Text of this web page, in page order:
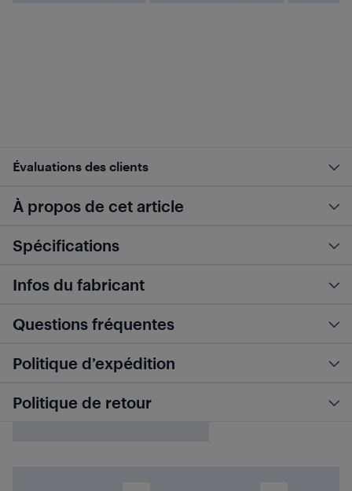
Évaluations des clients
À propos de cet article
Spécifications
Infos du fabricant
Questions fréquentes
Politique d’expédition
Politique de retour